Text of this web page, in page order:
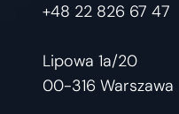
+48 22 826 67 47
Lipowa 1a/20
00-316 Warszawa